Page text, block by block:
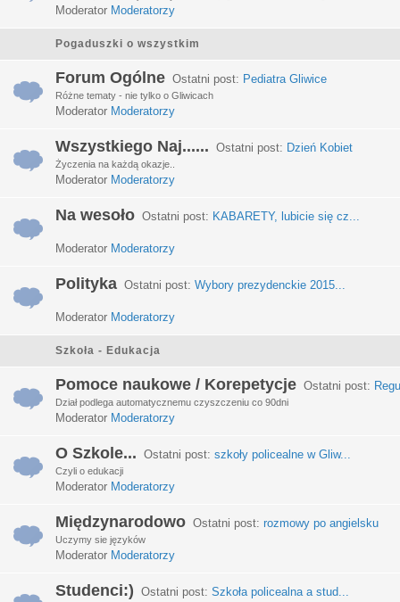
Moderator Moderatorzy
Pogaduszki o wszystkim
Forum Ogólne Ostatni post: Pediatra Gliwice
Różne tematy - nie tylko o Gliwicach
Moderator Moderatorzy
Wszystkiego Naj...... Ostatni post: Dzień Kobiet
Życzenia na każdą okazje..
Moderator Moderatorzy
Na wesoło Ostatni post: KABARETY, lubicie się cz...
Moderator Moderatorzy
Polityka Ostatni post: Wybory prezydenckie 2015...
Moderator Moderatorzy
Szkoła - Edukacja
Pomoce naukowe / Korepetycje Ostatni post:
Dział podlega automatycznemu czyszczeniu co 90dni
Moderator Moderatorzy
O Szkole... Ostatni post: szkoły policealne w Gliw...
Czyli o edukacji
Moderator Moderatorzy
Międzynarodowo Ostatni post: rozmowy po angielsku
Uczymy sie języków
Moderator Moderatorzy
Studenci:) Ostatni post: Szkoła policealna a stud...